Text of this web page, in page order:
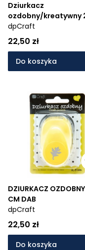
Dziurkacz
ozdobny/kreatywny
- królik (JCDZ-110-
dpCraft
22,50 zł
Do koszyka
DZIURKACZ
CM DAB
dpCraft
22,50 zł
Do koszyka